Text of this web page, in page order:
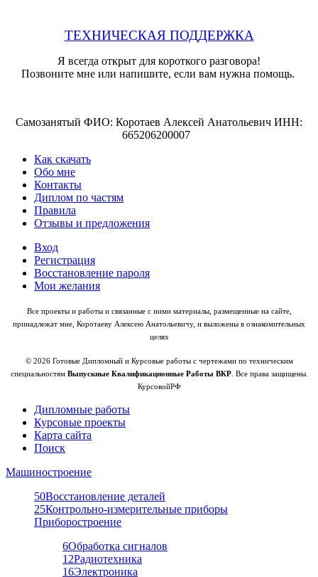
ТЕХНИЧЕСКАЯ ПОДДЕРЖКА
Я всегда открыт для короткого разговора!
Позвоните мне или напишите, если вам нужна помощь.
Самозанятый ФИО: Коротаев Алексей Анатольевич ИНН:
665206200007
Как скачать
Обо мне
Контакты
Диплом по частям
Правила
Отзывы и предложения
Вход
Регистрация
Восстановление пароля
Мои желания
Все проекты и работы и связанные с ними материалы, размещенные на сайте,
принадлежат мне, Коротаеву Алексею Анатольевичу, и выложены в ознакомительных
целях
© 2026 Готовые Дипломный и Курсовые работы с чертежами по техническим
специальностям Выпускные Квалификационные Работы ВКР. Все права защищены.
КурсовойРФ
Дипломные работы
Курсовые проекты
Карта сайта
Поиск
Машиностроение
50Восстановление деталей
25Контрольно-измерительные приборы
Приборостроение
6Обработка сигналов
12Радиотехника
16Электроника